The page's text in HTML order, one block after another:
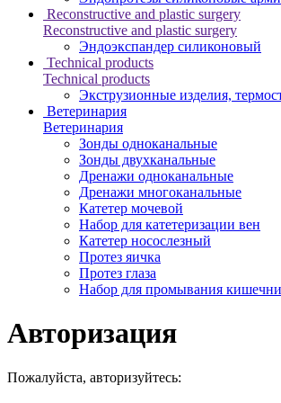
Reconstructive and plastic surgery
Reconstructive and plastic surgery
Эндоэкспандер силиконовый
Technical products
Technical products
Экструзионные изделия,
Ветеринария
Ветеринария
Зонды одноканальные
Зонды двухканальные
Дренажи одноканальные
Дренажи многоканальные
Катетер мочевой
Набор для катетеризации вен
Катетер носослезный
Протез яичка
Протез глаза
Набор для промывания
Авторизация
Пожалуйста, авторизуйтесь: